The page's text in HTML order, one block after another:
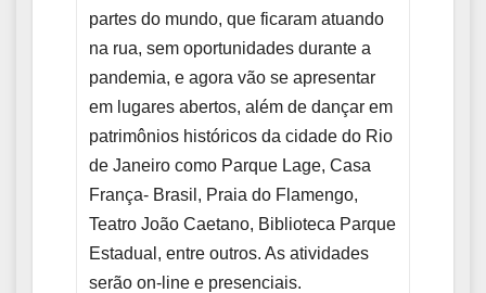
partes do mundo, que ficaram atuando
na rua, sem oportunidades durante a
pandemia, e agora vão se apresentar
em lugares abertos, além de dançar em
patrimônios históricos da cidade do Rio
de Janeiro como Parque Lage, Casa
França- Brasil, Praia do Flamengo,
Teatro João Caetano, Biblioteca Parque
Estadual, entre outros. As atividades
serão on-line e presenciais.